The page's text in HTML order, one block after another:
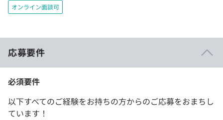
オンライン面談可
応募要件
必須要件
以下すべてのご経験をお持ちの方からのご応募をおまちし
ています！